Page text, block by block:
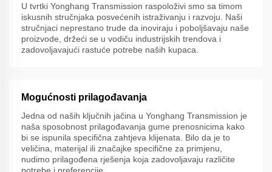
U tvrtki Yonghang Transmission raspoloživi smo sa timom
iskusnih stručnjaka posvećenih istraživanju i razvoju. Naši
stručnjaci neprestano trude da inoviraju i poboljšavaju naše
proizvode, držeći se u vodiču industrijskih trendova i
zadovoljavajući rastuće potrebe naših kupaca.
Mogućnosti prilagođavanja
Jedna od naših ključnih jačina u Yonghang Transmission je
naša sposobnost prilagođavanja gume prenosnicima kako
bi se ispunila specifična zahtjeva klijenata. Bilo da je to
veličina, materijal ili značajke specifične za primjenu,
nudimo prilagođena rješenja koja zadovoljavaju različite
potrebe i preferencije.